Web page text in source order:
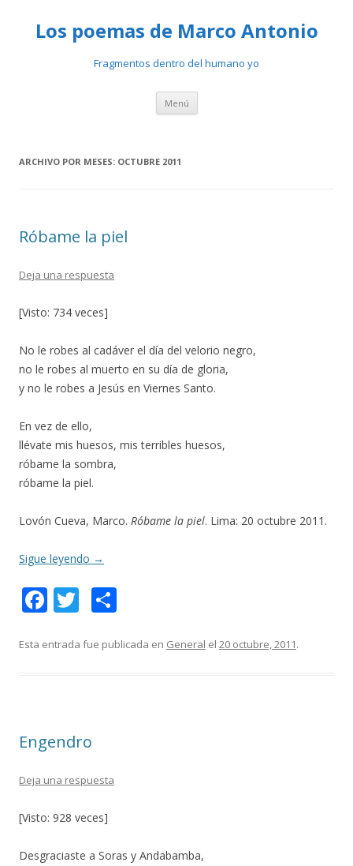
Los poemas de Marco Antonio
Fragmentos dentro del humano yo
Menú Ir
contenido
ARCHIVO POR MESES: OCTUBRE 2011
Róbame la piel
Deja una respuesta
[Visto: 734 veces]
No le robes al cadáver el día del velorio negro,
no le robes al muerto en su día de gloria,
y no le robes a Jesús en Viernes Santo.
En vez de ello,
llévate mis huesos, mis terribles huesos,
róbame la sombra,
róbame la piel.
Lovón Cueva, Marco. Róbame la piel. Lima: 20 octubre 2011.
Sigue leyendo →
F
e
k
T
itt m
Esta entrada fue publicada en General el 20 octubre, 2011.
Engendro
Deja una respuesta
[Visto: 928 veces]
Desgraciaste a Soras y Andabamba,